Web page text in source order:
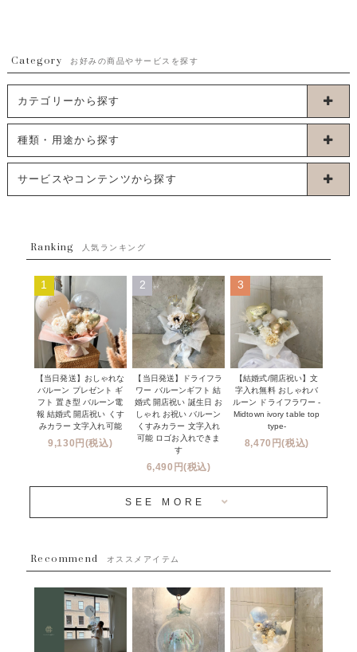
Category お好みの商品やサービスを探す
カテゴリーから探す
卓上タイプバルーン
ブーケタイプバルーン
ムーンリットバルーン
コンフェッティバルーン
フリンジバルーン
デコレーションセット
プロップスバルーン
オプション
成人式・卒業式・入学式バルーンブーケ
種類・用途から探す
お誕生日
開店・周年祝い
発表会・劇場
その他お祝い
クリスマス
新商品
~３０００円
~５５００円
１１０００円以上
NEW YORK MIND - ニューヨークスタイルバルーンギフト -
サービスやコンテンツから探す
発送について
Q&A
メッセージカード・電報について
オーダーメイドについて
セミオーダーについて
フリンジバルーンについて
コンフェッティバルーンについて
ハワイウェディングサービス
企業・法人様
ウェディングコンフェッティバルーン特集
Ranking 人気ランキング
1
【当日発送】おしゃれな
バルーン プレゼント ギ
フト 置き型 バルーン電
報 結婚式 開店祝い くす
みカラー 文字入れ可能
9,130円(税込)
2
【当日発送】ドライフラ
ワー バルーンギフト 結
婚式 開店祝い 誕生日 お
しゃれ お祝い バルーン
くすみカラー 文字入れ
可能 ロゴお入れできま
す
6,490円(税込)
3
【結婚式/開店祝い】文
字入れ無料 おしゃれバ
ルーン ドライフラワー -
Midtown ivory table top
type-
8,470円(税込)
SEE MORE
Recommend オススメアイテム